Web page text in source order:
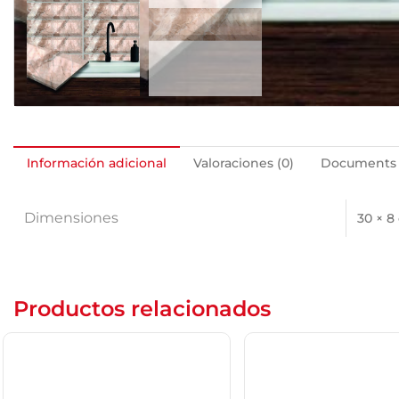
Información adicional Valoraciones (0) Documents
Dimensiones 30 × 8
Productos relacionados